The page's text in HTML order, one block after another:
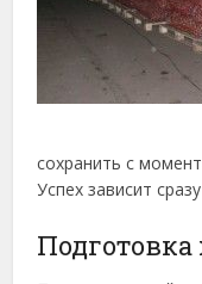
сохранить с
Успех зависит